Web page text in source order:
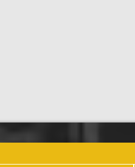
PHOTOS / WEB